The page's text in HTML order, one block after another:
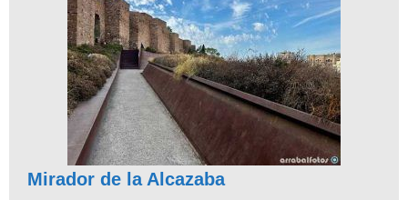
Mirador de la Alcazaba